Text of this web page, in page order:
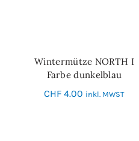
IN DEN WARENKORB
Wintermütze NORTH I
Farbe dunkelblau
CHF 4.00 inkl. MWST